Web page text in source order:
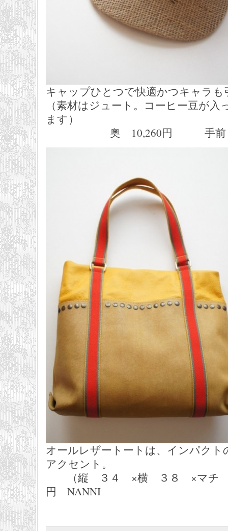
キャップひとつで快適かつキャラも
（素材はジュート。コーヒー豆が
ます）
奥 10,260円 手前
オールレザートートは、インパクト
アクセント。
（縦 ３４ ×横 ３８ ×マチ
円 NANNI